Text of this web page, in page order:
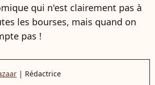
qui n'est clairement pas à
les bourses, mais quand on
pas !
| Rédactrice